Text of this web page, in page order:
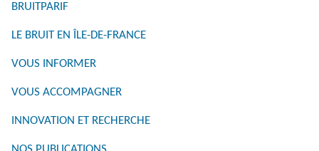
BRUITPARIF
LE BRUIT EN ÎLE-DE-FRANCE
VOUS INFORMER
VOUS ACCOMPAGNER
INNOVATION ET RECHERCHE